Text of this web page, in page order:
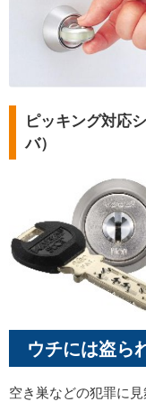
ピッキング対応
バ）
ウチには盗ら
空き巣などの犯罪に見